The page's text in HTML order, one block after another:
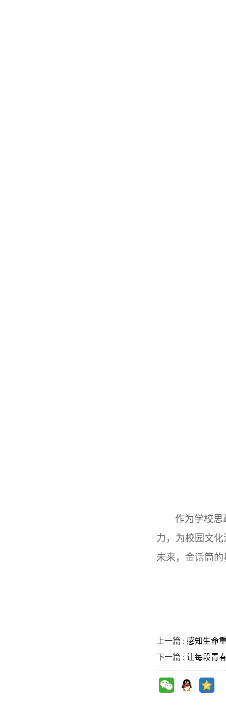
作为学校
力， 为校园文
未来，金话筒
上一篇 : 感知生命
下一篇 : 让每段青